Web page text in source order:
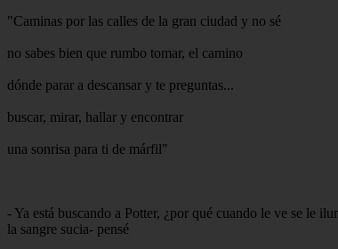
"Caminas por las calles de la gran ciudad y no sé
no sabes bien que rumbo tomar, el camino
dónde parar a descansar y te preguntas...
buscar, mirar, hallar y encontrar
una sonrisa para ti de márfil"
- Ya está buscando a Potter, ¿por qué cuando le ve se le
la sangre sucia- pensé